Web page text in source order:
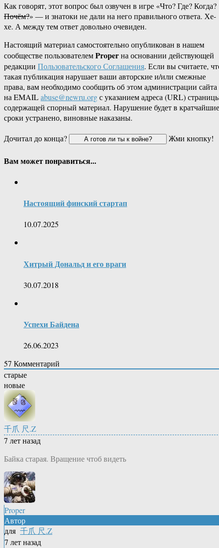
Как говорят, этот вопрос был озвучен в игре «Что? Где? Когда?
Почём?» — и знатоки не дали на него правильного ответа. Хе-
хе. А между тем ответ довольно очевиден.
Настоящий материал самостоятельно опубликован в нашем
сообществе пользователемProperна основании действующей
редакции Пользовательского Соглашения. Если вы считаете,
такая публикация нарушает ваши авторские и/или смежные
права, вам необходимо сообщить об этом администрации сайта
на EMAILabuse@newru.orgс указанием адреса (URL)
содержащей спорный материал. Нарушение будет в кратчайшие
сроки устранено, виновные наказаны.
Дочитал до конца?
Жми кнопку!
Вам может понравиться...
Настоящий финский стартап
10.07.2025
Хитрый Дональд и его враги
30.07.2018
Успехи Байдена
26.06.2023
57 Комментарий
старые
новые
千爪 尺.Z
7 лет назад
Байка старая. Вращение чтоб видеть
Proper
Автор
для 千爪 尺.Z
7 лет назад